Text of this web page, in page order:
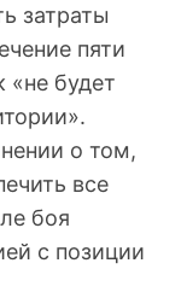
затраты
пяти
«не будет
о том,
все
боя
с позиции